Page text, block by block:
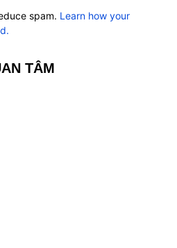
spam. Learn how your
TÂM